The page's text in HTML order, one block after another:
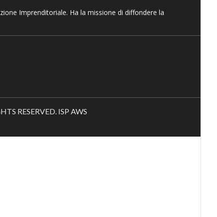
Imprenditoriale. Ha la missione di diffondere la
RESERVED. ISP AWS